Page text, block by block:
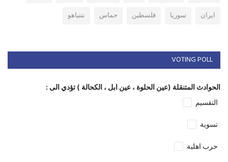
ايران
سوريا فلسطين حماس نتنياهو
VOTING POLL
الحوادث المتنقلة (عين الحلوة ، عين ابل ، الكحالة ) تؤدي الى :
التقسيم
تسوية
حرب اهلية